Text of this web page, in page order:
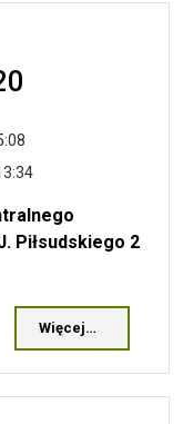
Piłsudskiego 2
Więcej…